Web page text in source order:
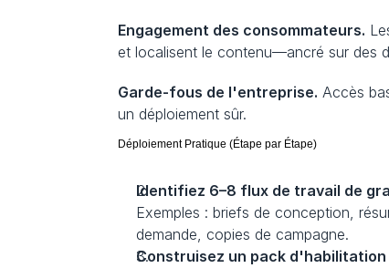
Engagement des consommateurs.
et localisent le contenu—ancré sur des
Garde-fous de l'entreprise. Accès
un déploiement sûr.
Déploiement Pratique (Étape par Étape)
Identifiez 6–8 flux de travail de
Exemples : briefs de conception,
demande, copies de campagne.
Construisez un pack d'habilitation